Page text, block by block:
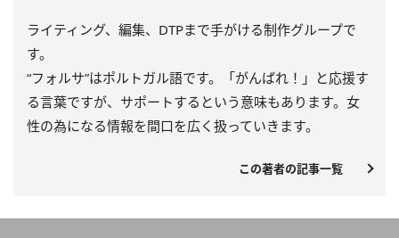
ライティング、編集、DTPまで手がける制作グループで
す。
“フォルサ”はポルトガル語です。「がんばれ！」と応援す
る言葉ですが、サポートするという意味もあります。女
性の為になる情報を間口を広く扱っていきます。
この著者の記事一覧